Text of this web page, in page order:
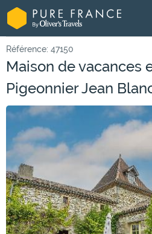
Référence: 47150
Maison de vacances
Pigeonnier Jean